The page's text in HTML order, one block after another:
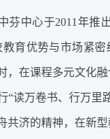
芬中心于2011年推
教育优势与市场紧密
，在课程多元文化
“读万卷书、行万里
共济的精神，在新